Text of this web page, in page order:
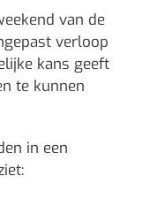
van de
verloop
kans geeft
te kunnen
in een